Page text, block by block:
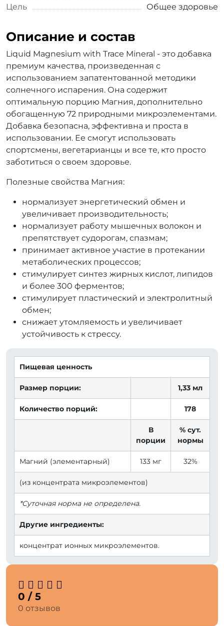
Цель
Общее здоровье
Описание и состав
Liquid Magnesium with Trace Mineral - это добавка
премиум качества, произведенная с
использованием запатентованной методики
солнечного испарения. Она содержит
оптимальную порцию Магния, дополнительно
обогащенную 72 природными микроэлементами.
Добавка безопасна, эффективна и проста в
использовании. Ее смогут использовать
спортсмены, вегетарианцы и все те, кто просто
заботиться о своем здоровье.
Полезные свойства Магния:
нормализует энергетический обмен и
увеличивает производительность;
нормализует работу мышечных волокон и
препятствует судорогам, спазмам;
принимает активное участие в протекании
метаболических процессов;
стимулирует синтез жирных кислот, липидов
и более 300 ферментов;
стимулирует пластический и электролитный
обмен;
снижает утомляемость и увеличивает
устойчивость к стрессу.
Пищевая ценность
Размер порции: 1,33 мл
Количество порций: 178
В
порции
% сут.
нормы
Магний (элементарный) 133 мг 32%
(из концентрата микроэлементов)
*Суточная норма не определена.
Другие ингредиенты:
концентрат ионных микроэлементов.
0 / 5
0 отзывов